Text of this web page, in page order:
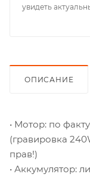
увидеть
ОПИСАНИЕ
• Мотор: по
(гравировка
прав!)
• Аккумулятор: